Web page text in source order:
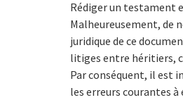
Rédiger un testament
Malheureusement, de
juridique de ce
litiges entre héritiers,
Par conséquent, il est
les erreurs courantes à